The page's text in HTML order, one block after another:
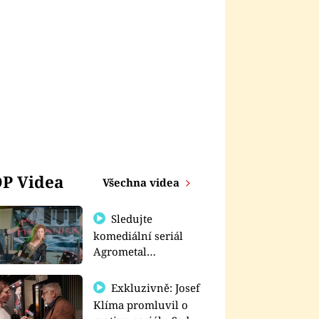
Videa Všechna videa
Sledujte
komediální seriál
Agrometal
prima+
Exkluzivně: Josef
Klíma promluvil o